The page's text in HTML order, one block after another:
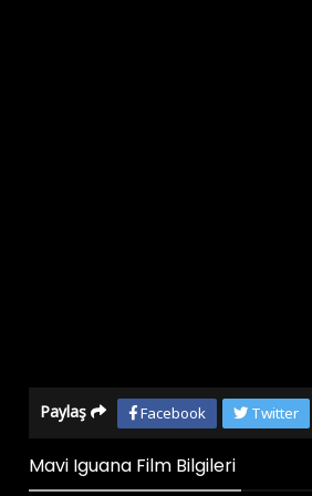
Paylaş Facebook Twitter
Mavi Iguana Film Bilgileri